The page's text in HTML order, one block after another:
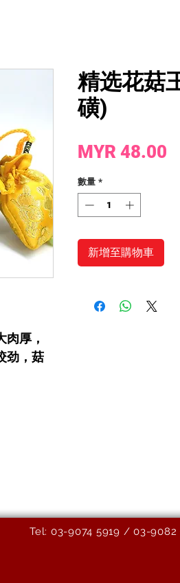
厚，
劲，菇
精选花菇
磺)
MYR 48.00
數量 *
新增至購物車
Tel: 03-9074 5919 / 03-